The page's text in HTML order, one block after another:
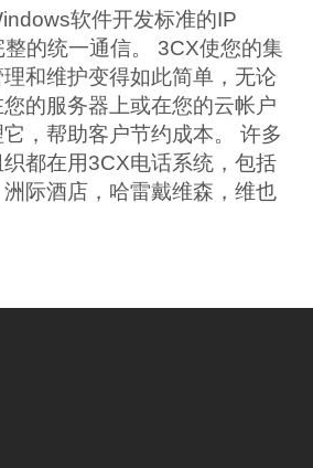
软件开发标准的IP
的统一通信。 3CX使您的集
和维护变得如此简单，无论
的服务器上或在您的云帐户
，帮助客户节约成本。 许多
都在用3CX电话系统，包括
际酒店，哈雷戴维森，维也